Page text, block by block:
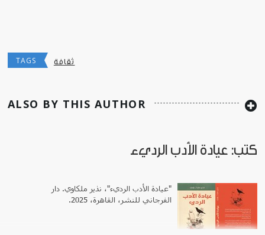
TAGS ثقافة
ALSO BY THIS AUTHOR
كتب: عيادة الأدب الرديء
"عيادة الأدب الرديء"، نذير ملكاوي. دار
الفرجاني للنشر، القاهرة، 2025.